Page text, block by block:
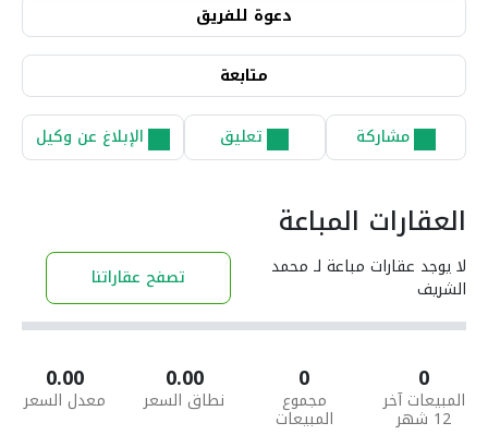
دعوة للفريق
متابعة
مشاركة تعليق الإبلاغ عن وكيل
العقارات المباعة
لا يوجد عقارات مباعة لـ محمد
الشريف تصفح عقاراتنا
0
المبيعات آخر
12 شهر
0
مجموع
المبيعات
0.00
نطاق السعر
0.00
معدل السعر